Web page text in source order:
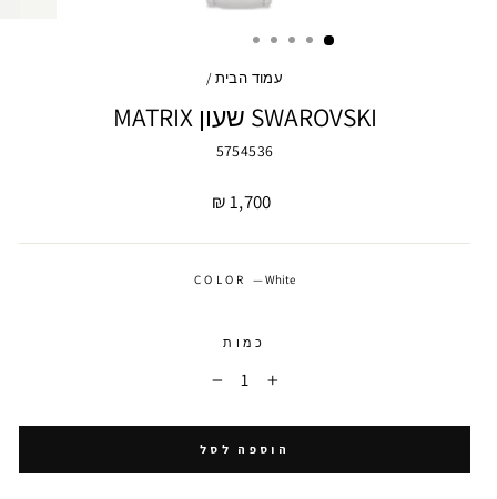
עמוד הבית /
SWAROVSKI שעון MATRIX
5754536
מחיר
1,700 ₪
COLOR —White
כמות
+
הוספה לסל